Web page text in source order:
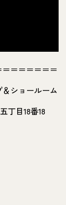
＝＝＝＝＝＝
ショールーム
丁目18番18